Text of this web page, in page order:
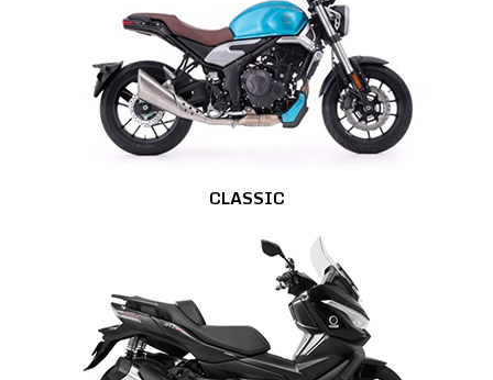
CLASSIC